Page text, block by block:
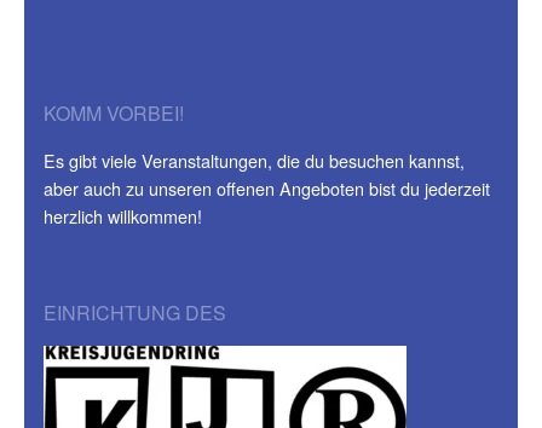
KOMM VORBEI!
Es gibt viele Veranstaltungen, die du besuchen kannst,
aber auch zu unseren offenen Angeboten bist du jederzeit
herzlich willkommen!
EINRICHTUNG DES